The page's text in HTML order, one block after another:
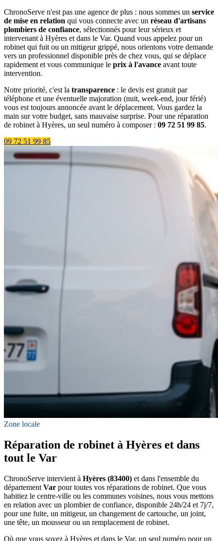
ChronoServe n'est pas une agence de plus : nous sommes un service
de mise en relation qui vous connecte avec un réseau d'artisans
plombiers de confiance, sélectionnés pour leur sérieux et
intervenant à Hyères et dans le Var. Quand vous appelez pour un
robinet qui fuit ou un mitigeur grippé, nous orientons votre demande
vers un professionnel disponible près de chez vous, qui se déplace
rapidement et vous communique le prix à l'avance avant toute
intervention.
Notre priorité, c'est la transparence : le devis est gratuit par
téléphone et une éventuelle majoration (nuit, week-end, jour férié)
vous est toujours annoncée avant le déplacement. Vous gardez la
main sur votre budget, sans mauvaise surprise. Pour une réparation
de robinet à Hyères, un seul numéro à composer : 09 72 51 99 85.
09 72 51 99 85
Zone locale
Réparation de robinet à Hyères et dans
tout le Var
ChronoServe intervient à Hyères (83400) et dans l'ensemble du
département Var pour toutes vos réparations de robinet. Que vous
habitiez le centre-ville ou les communes voisines, nous vous mettons
en relation avec un plombier de confiance, disponible 24h/24 et 7j/7,
pour une fuite, un mitigeur, un changement de cartouche, un joint,
une tête, un mousseur ou un remplacement de robinet.
Où que vous soyez à Hyères et dans le Var, un seul numéro pour un